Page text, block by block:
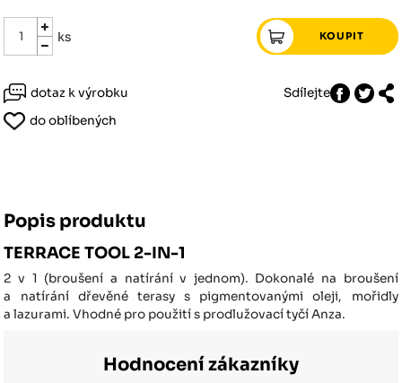
ks
dotaz k výrobku
Sdílejte
do oblíbených
Popis produktu
TERRACE TOOL 2-IN-1
2 v 1 (broušení a natírání v jednom). Dokonalé na broušení
a natírání dřevěné terasy s pigmentovanými oleji, mořidly
a lazurami. Vhodné pro použití s ​​prodlužovací tyčí Anza.
Hodnocení zákazníky